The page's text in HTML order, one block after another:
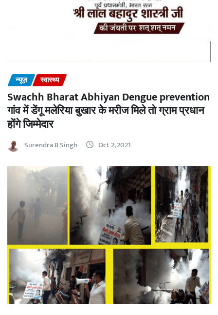
न्यूज़ स्वास्थ्य
Swachh Bharat Abhiyan Dengue prevention
गांव में डेंगू मलेरिया बुखार के मरीज मिले तो ग्राम प्रधान
होंगे जिम्मेदार
Surendra B Singh Oct 2, 2021